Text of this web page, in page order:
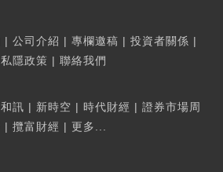
| 公司介紹 | 專欄邀稿 | 投資者關係 |
私隱政策 | 聯絡我們
和訊 | 新時空 | 時代財經 | 證券市場周
| 攬富財經 | 更多...